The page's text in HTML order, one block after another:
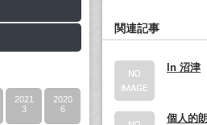
2021
3
2020
6
関連記事
In 沼津
個人的